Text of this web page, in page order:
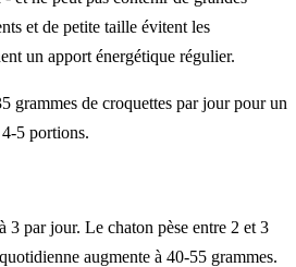
et de petite taille évitent les
un apport énergétique régulier.
grammes de croquettes par jour pour un
5 portions.
3 par jour. Le chaton pèse entre 2 et 3
augmente à 40-55 grammes.